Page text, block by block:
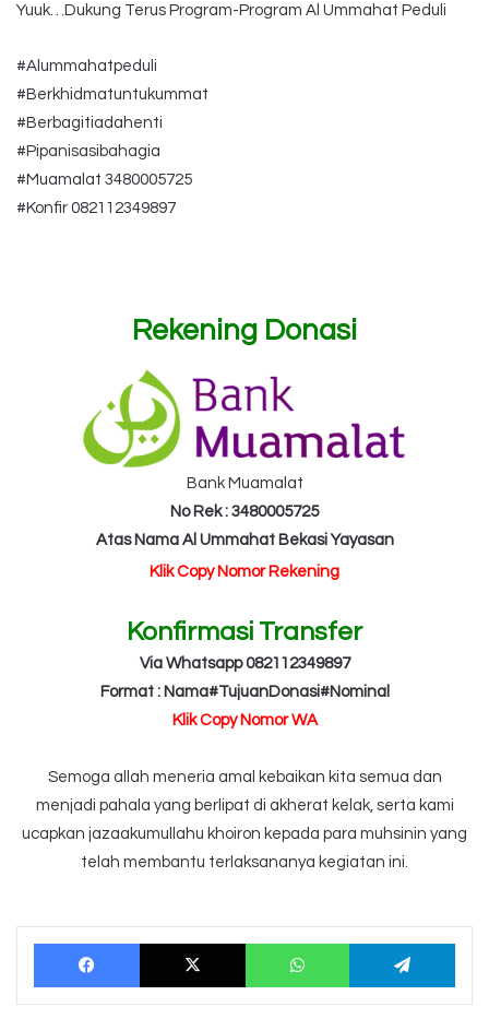
Yuuk…Dukung Terus Program-Program Al Ummahat Peduli
#Alummahatpeduli
#Berkhidmatuntukummat
#Berbagitiadahenti
#Pipanisasibahagia
#Muamalat 3480005725
#Konfir 082112349897
Rekening Donasi
Bank Muamalat
No Rek : 3480005725
Atas Nama Al Ummahat Bekasi Yayasan
Klik Copy Nomor Rekening
Konfirmasi Transfer
Via Whatsapp 082112349897
Format : Nama#TujuanDonasi#Nominal
Klik Copy Nomor WA
Semoga allah meneria amal kebaikan kita semua dan
menjadi pahala yang berlipat di akherat kelak, serta kami
ucapkan jazaakumullahu khoiron kepada para muhsinin yang
telah membantu terlaksananya kegiatan ini.
Facebook X WhatsApp